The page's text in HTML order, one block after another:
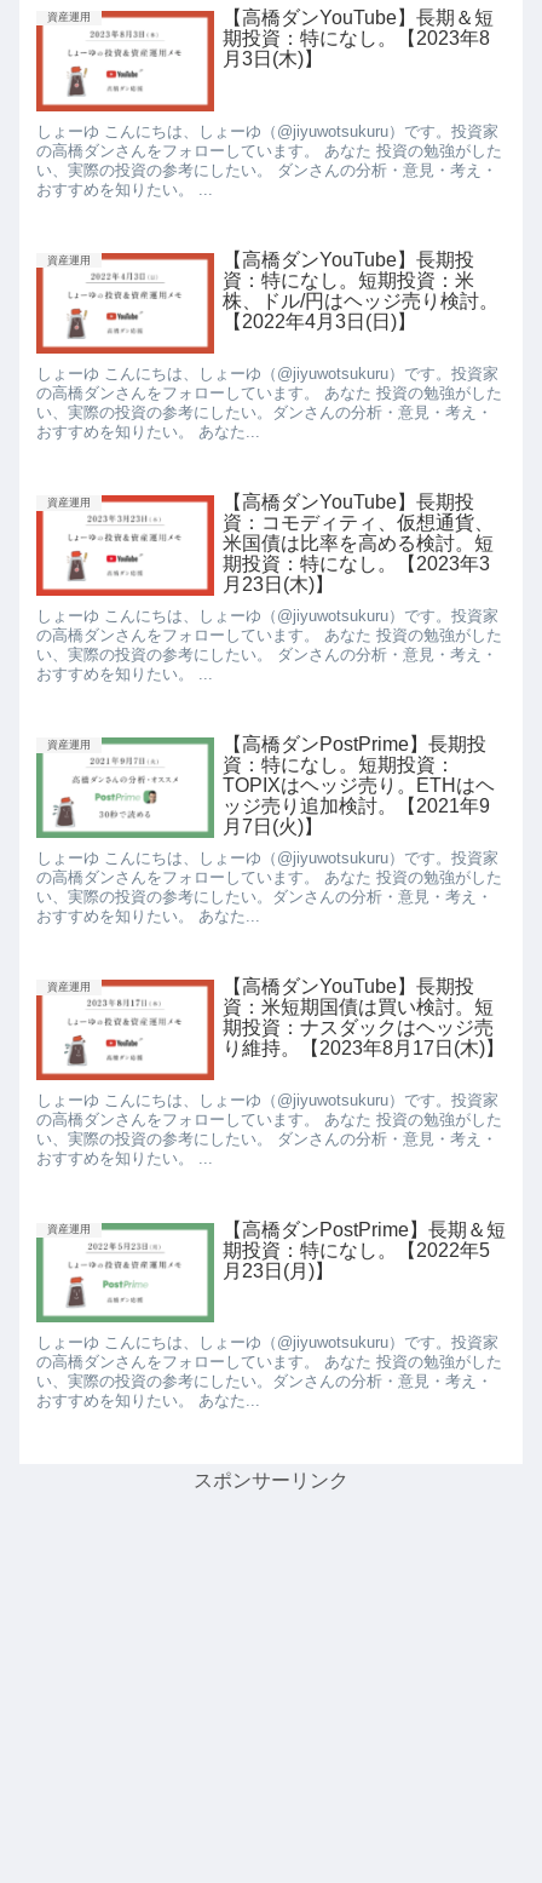
資産運用
【高橋ダンYouTube】長期＆短
期投資：特になし。【2023年8
月3日(木)】
しょーゆ こんにちは、しょーゆ（@jiyuwotsukuru）です。投資家
の高橋ダンさんをフォローしています。 あなた 投資の勉強がした
い、実際の投資の参考にしたい。 ダンさんの分析・意見・考え・
おすすめを知りたい。 ...
資産運用
【高橋ダンYouTube】長期投
資：特になし。短期投資：米
株、ドル/円はヘッジ売り検討。
【2022年4月3日(日)】
しょーゆ こんにちは、しょーゆ（@jiyuwotsukuru）です。投資家
の高橋ダンさんをフォローしています。 あなた 投資の勉強がした
い、実際の投資の参考にしたい。ダンさんの分析・意見・考え・
おすすめを知りたい。 あなた...
資産運用
【高橋ダンYouTube】長期投
資：コモディティ、仮想通貨、
米国債は比率を高める検討。短
期投資：特になし。【2023年3
月23日(木)】
しょーゆ こんにちは、しょーゆ（@jiyuwotsukuru）です。投資家
の高橋ダンさんをフォローしています。 あなた 投資の勉強がした
い、実際の投資の参考にしたい。 ダンさんの分析・意見・考え・
おすすめを知りたい。 ...
資産運用
【高橋ダンPostPrime】長期投
資：特になし。短期投資：
TOPIXはヘッジ売り。ETHはヘ
ッジ売り追加検討。【2021年9
月7日(火)】
しょーゆ こんにちは、しょーゆ（@jiyuwotsukuru）です。投資家
の高橋ダンさんをフォローしています。 あなた 投資の勉強がした
い、実際の投資の参考にしたい。ダンさんの分析・意見・考え・
おすすめを知りたい。 あなた...
資産運用
【高橋ダンYouTube】長期投
資：米短期国債は買い検討。短
期投資：ナスダックはヘッジ売
り維持。【2023年8月17日(木)】
しょーゆ こんにちは、しょーゆ（@jiyuwotsukuru）です。投資家
の高橋ダンさんをフォローしています。 あなた 投資の勉強がした
い、実際の投資の参考にしたい。 ダンさんの分析・意見・考え・
おすすめを知りたい。 ...
資産運用
【高橋ダンPostPrime】長期＆短
期投資：特になし。【2022年5
月23日(月)】
しょーゆ こんにちは、しょーゆ（@jiyuwotsukuru）です。投資家
の高橋ダンさんをフォローしています。 あなた 投資の勉強がした
い、実際の投資の参考にしたい。ダンさんの分析・意見・考え・
おすすめを知りたい。 あなた...
スポンサーリンク